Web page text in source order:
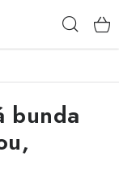
bunda